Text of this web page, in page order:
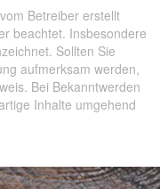
Betreiber erstellt
beachtet. Insbesondere
Sollten Sie
aufmerksam werden,
Bei Bekanntwerden
Inhalte umgehend